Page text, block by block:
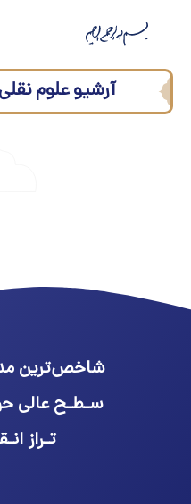
آرشیو علوم نقلی
شاخص‌ترین
سـطـح عالی حوزه
تـراز